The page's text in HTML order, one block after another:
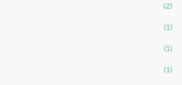
(2)
(1)
(1)
(1)